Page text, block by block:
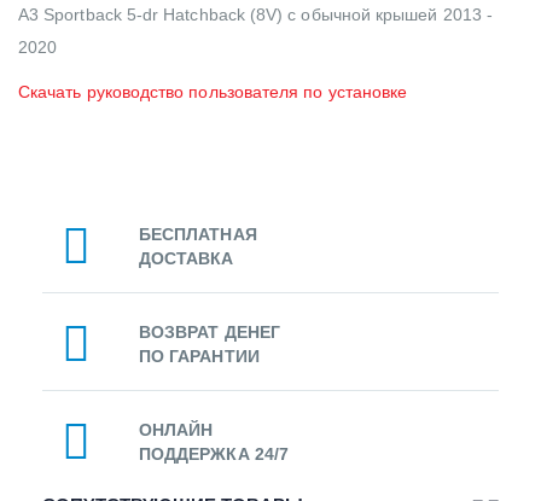
A3 Sportback 5-dr Hatchback (8V) с обычной крышей 2013 -
2020
Скачать руководство пользователя по установке
БЕСПЛАТНАЯ
ДОСТАВКА
ВОЗВРАТ ДЕНЕГ
ПО ГАРАНТИИ
ОНЛАЙН
ПОДДЕРЖКА 24/7